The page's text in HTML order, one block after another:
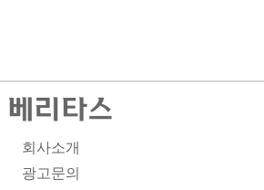
회사소개
광고문의